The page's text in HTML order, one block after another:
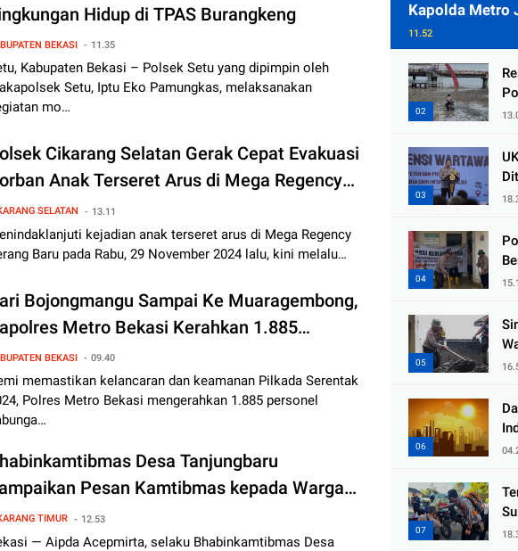
Hidup di TPAS Burangkeng
BEKASI 11.35
Kabupaten Bekasi – Polsek Setu yang dipimpin oleh
Setu, Iptu Eko Pamungkas, melaksanakan
mo…
Cikarang Selatan Gerak Cepat Evakuasi
Anak Terseret Arus di Mega Regency
Baru
SELATAN 13.11
kejadian anak terseret arus di Mega Regency
Baru pada Rabu, 29 November 2024 lalu, kini melalu…
Bojongmangu Sampai Ke Muaragembong,
Metro Bekasi Kerahkan 1.885
Gabungan Berikan Keamanan
Dalam Pilkada
BEKASI 09.40
memastikan kelancaran dan keamanan Pilkada Serentak
Polres Metro Bekasi mengerahkan 1.885 personel
Desa Tanjungbaru
Pesan Kamtibmas kepada Warga
Ceger
TIMUR 12.53
— Aipda Acepmirta, selaku Bhabinkamtibmas Desa
Kapolda Metro
Pengamanan
Gading
11.52